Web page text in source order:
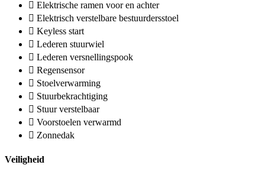
Elektrische ramen voor en achter
Elektrisch verstelbare bestuurdersstoel
Keyless start
Lederen stuurwiel
Lederen versnellingspook
Regensensor
Stoelverwarming
Stuurbekrachtiging
Stuur verstelbaar
Voorstoelen verwarmd
Zonnedak
Veiligheid